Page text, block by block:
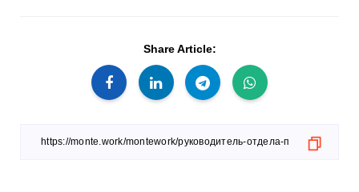
Share Article: